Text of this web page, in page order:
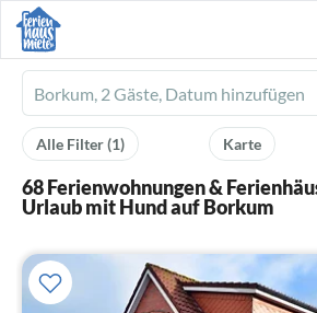
Ferienhausmiete
logo
Karte
Alle Filter(1)
68 Ferienwohnungen &
Urlaub mit Hund auf Borkum